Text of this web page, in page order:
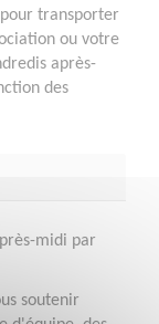
transporter
ou votre
après-
des
midi par
soutenir